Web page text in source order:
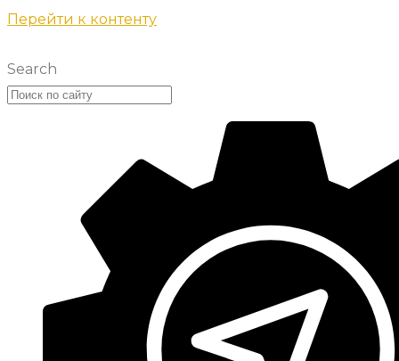
Перейти к контенту
Search